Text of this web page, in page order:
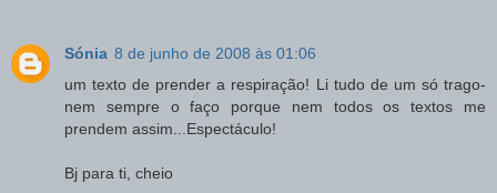
Sónia 8 de junho de 2008 às 01:06
um texto de prender a respiração! Li tudo de um só trago-
nem sempre o faço porque nem todos os textos me
prendem assim...Espectáculo!
Bj para ti, cheio